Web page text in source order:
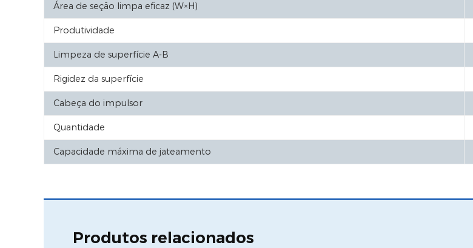
Área de seção limpa eficaz (W×H)
Produtividade
Limpeza de superfície A-B
Rigidez da superfície
Cabeça do impulsor
Quantidade
Capacidade máxima de jateamento
Produtos relacionados